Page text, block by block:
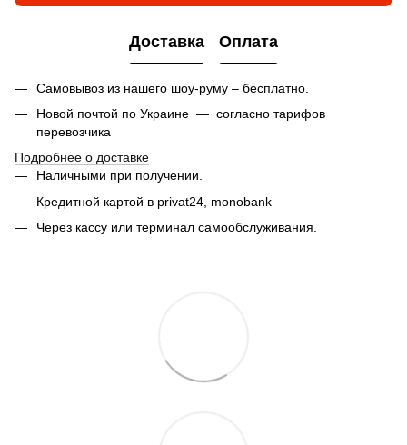
Доставка Оплата
Самовывоз из нашего шоу-руму – бесплатно.
Новой почтой по Украине — согласно тарифов
перевозчика
Подробнее о доставке
Наличными при получении.
Кредитной картой в privat24, monobank
Через кассу или терминал самообслуживания.